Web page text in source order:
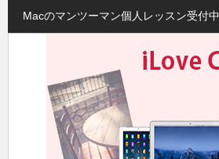
Macのマンツーマン個人レッスン受付中